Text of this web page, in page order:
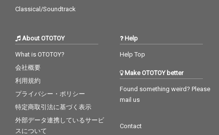
Classical/Soundtrack
About OTOTOY
What is OTOTOY?
会社概要
利用規約
プライバシー・ポリシー
特定商取引法に基づく表示
外部データ連携しているサービ
スについて
Help
Help Top
Make OTOTOY better
Found something weird? Please
mail us
Contact